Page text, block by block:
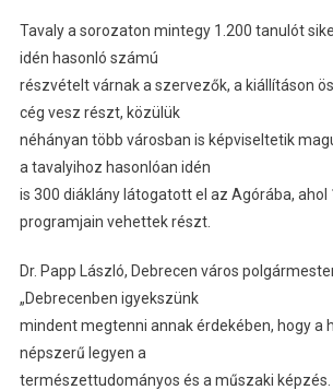
Tavaly a sorozaton mintegy 1.200 tanulót
idén hasonló számú
részvételt várnak a szervezők, a kiállításon
cég vesz részt, közülük
néhányan több városban is képviseltetik
a tavalyihoz hasonlóan idén
is 300 diáklány látogatott el az Agórába, ahol
programjain vehettek részt.
Dr. Papp László, Debrecen város
„Debrecenben igyekszünk
mindent megtenni annak érdekében, hogy a
népszerű legyen a
természettudományos és a műszaki